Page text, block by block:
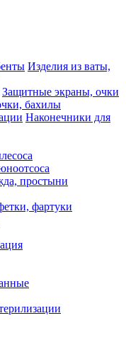
Изделия из ваты,
Защитные экраны, очки
бахилы
Наконечники для
простыни
фартуки